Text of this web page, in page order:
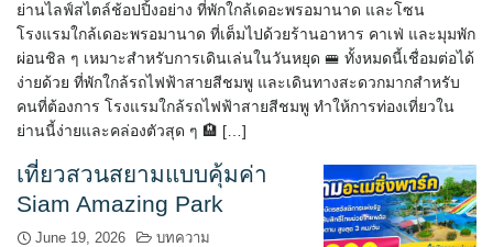
ย่านไลฟ์สไตล์ช้อปปิ้งอย่าง ที่พักใกล้เดอะพรอมานาด และโซน
โรงแรมใกล้เดอะพรอมานาด ที่เต็มไปด้วยร้านอาหาร คาเฟ่ และมุมพัก
ผ่อนชิล ๆ เหมาะสำหรับการเดินเล่นในวันหยุด 🚝 ทั้งหมดนี้เชื่อมต่อได้
ง่ายด้วย ที่พักใกล้รถไฟฟ้าสายสีชมพู และเดินทางสะดวกมากสำหรับ
คนที่ต้องการ โรงแรมใกล้รถไฟฟ้าสายสีชมพู ทำให้การท่องเที่ยวใน
ย่านนี้ง่ายและคล่องตัวสุด ๆ 🏨 […]
เที่ยวสวนสยามแบบคุ้มค่า
Siam Amazing Park
June 19, 2026 บทความ